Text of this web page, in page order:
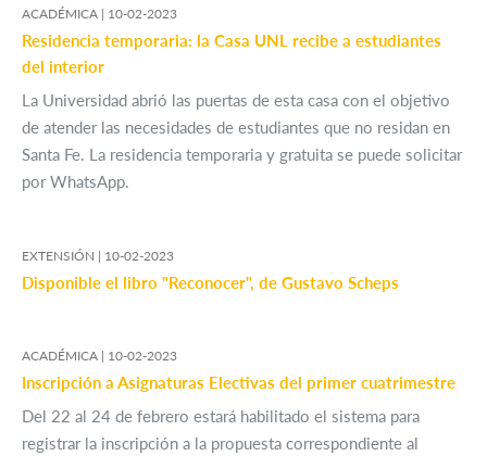
ACADÉMICA | 10-02-2023
Residencia temporaria: la Casa UNL recibe a estudiantes
del interior
La Universidad abrió las puertas de esta casa con el objetivo
de atender las necesidades de estudiantes que no residan en
Santa Fe. La residencia temporaria y gratuita se puede solicitar
por WhatsApp.
EXTENSIÓN | 10-02-2023
Disponible el libro "Reconocer", de Gustavo Scheps
ACADÉMICA | 10-02-2023
Inscripción a Asignaturas Electivas del primer cuatrimestre
Del 22 al 24 de febrero estará habilitado el sistema para
registrar la inscripción a la propuesta correspondiente al